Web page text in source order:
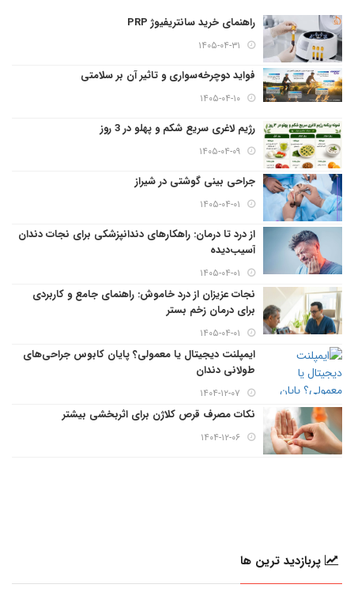
راهنمای خرید سانتریفیوژ PRP
۱۴۰۵-۰۴-۳۱
فواید دوچرخه‌سواری و تاثیر آن بر سلامتی
۱۴۰۵-۰۴-۱۰
رژیم لاغری سریع شکم و پهلو در 3 روز
۱۴۰۵-۰۴-۰۹
جراحی بینی گوشتی در شیراز
۱۴۰۵-۰۴-۰۱
از درد تا درمان: راهکارهای دندانپزشکی برای نجات دندان
آسیب‌دیده
۱۴۰۵-۰۴-۰۱
نجات عزیزان از درد خاموش: راهنمای جامع و کاربردی
برای درمان زخم بستر
۱۴۰۵-۰۴-۰۱
ایمپلنت دیجیتال یا معمولی؟ پایان کابوس جراحی‌های
طولانی دندان
۱۴۰۴-۱۲-۰۷
نکات مصرف قرص کلاژن برای اثربخشی بیشتر
۱۴۰۴-۱۲-۰۶
پربازدید ترین ها